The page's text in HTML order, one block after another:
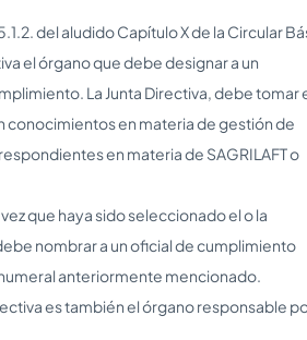
del aludido Capítulo X de la Circular
el órgano que debe designar a un
La Junta Directiva, debe tomar
en materia de gestión de
en materia de SAGRILAFT o
que haya sido seleccionado el o la
nombrar a un oficial de cumplimiento
anteriormente mencionado.
es también el órgano responsable